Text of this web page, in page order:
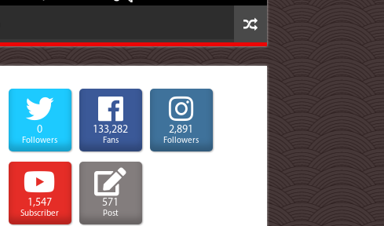
0
Followers
133,282
Fans
2,891
Followers
1,547
Subscriber
571
Post